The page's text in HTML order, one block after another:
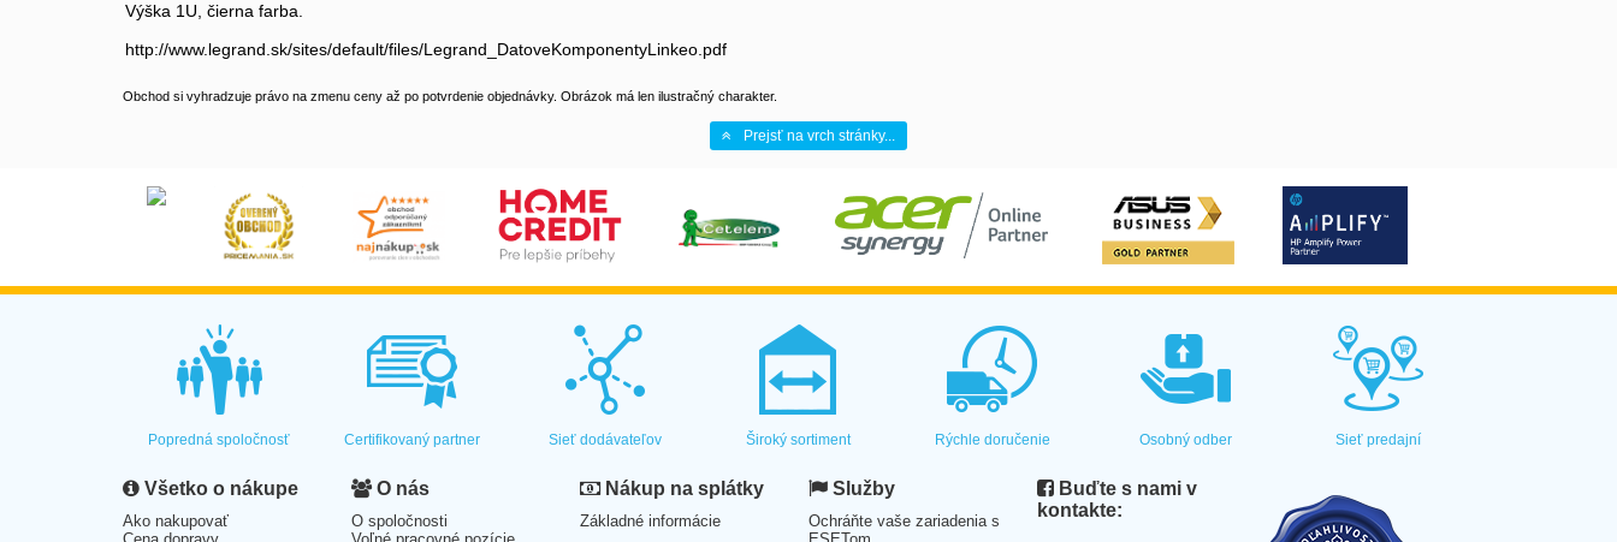
Výška 1U, čierna farba.
http://www.legrand.sk/sites/default/files/Legrand_DatoveKomponentyLinkeo.pdf
Obchod si vyhradzuje právo na zmenu ceny až po potvrdenie objednávky. Obrázok má len ilustračný charakter.
Prejsť na vrch stránky...
Popredná spoločnosť Certifikovaný partner Sieť dodávateľov Široký sortiment Rýchle doručenie Osobný odber Sieť predajní
Všetko o nákupe
Ako nakupovať
O nás
O spoločnosti
Nákup na splátky
Základné informácie
Služby
Ochráňte vaše zariadenia s
Buďte s nami v
kontakte: